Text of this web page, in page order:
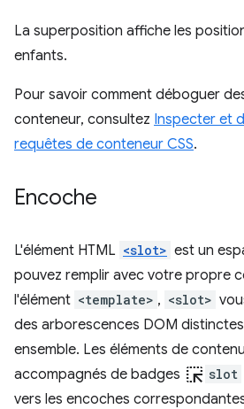
La superposition affiche les
enfants.
Pour savoir comment déboguer
conteneur, consultez Inspecter et
requêtes de conteneur CSS.
Encoche
L'élément HTML <slot> est un
pouvez remplir avec votre propre
l'élément <template> , <slot>
des arborescences DOM
ensemble. Les éléments de
accompagnés de badges ink_selection slot
vers les encoches